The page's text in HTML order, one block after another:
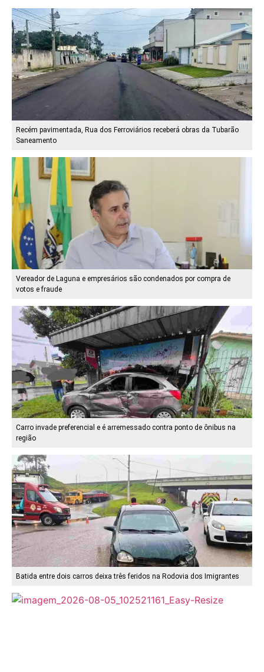
Recém pavimentada, Rua dos Ferroviários receberá obras da Tubarão
Saneamento
Vereador de Laguna e empresários são condenados por compra de
votos e fraude
Carro invade preferencial e é arremessado contra ponto de ônibus na
região
Batida entre dois carros deixa três feridos na Rodovia dos Imigrantes